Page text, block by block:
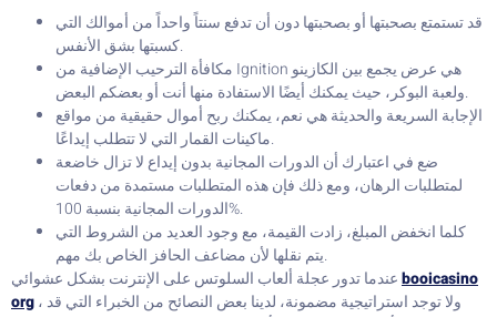
قد تستمتع بصحبتها أو بصحبتها دون أن تدفع سنتاً واحداً من أموالك التي
كسبتها بشق الأنفس.
مكافأة الترحيب الإضافية من Ignition هي عرض يجمع بين الكازينو
ولعبة البوكر، حيث يمكنك أيضًا الاستفادة منها أنت أو بعضكم البعض.
الإجابة السريعة والحديثة هي نعم، يمكنك ربح أموال حقيقية من مواقع
ماكينات القمار التي لا تتطلب إيداعًا.
ضع في اعتبارك أن الدورات المجانية بدون إيداع لا تزال خاضعة
لمتطلبات الرهان، ومع ذلك فإن هذه المتطلبات مستمدة من دفعات
الدورات المجانية بنسبة 100%.
كلما انخفض المبلغ، زادت القيمة، مع وجود العديد من الشروط التي
يتم نقلها لأن مضاعف الحافز الخاص بك مهم.
booicasino
org، ولا توجد استراتيجية مضمونة، لدينا بعض النصائح من الخبراء التي قد